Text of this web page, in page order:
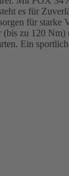
es für
für starke
(bis zu 120
Ein